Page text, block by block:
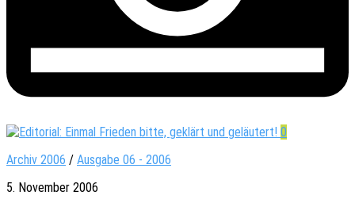
0
Archiv 2006 / Ausgabe 06 - 2006
5. November 2006